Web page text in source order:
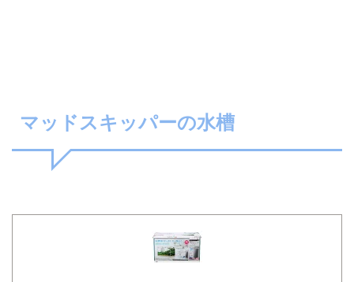
マッドスキッパーの水槽